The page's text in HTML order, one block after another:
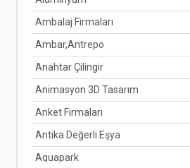
EDİRNE
ELAZIĞ
ERZİNCAN
ERZURUM
ESKİŞEHİR
GAZİANTEP
GİRESUN
Ambalaj Firmaları
Ambar,Antrepo
Anahtar Çilingir
Animasyon 3D Tasarım
Anket Firmaları
Antika Değerli Eşya
Aquapark